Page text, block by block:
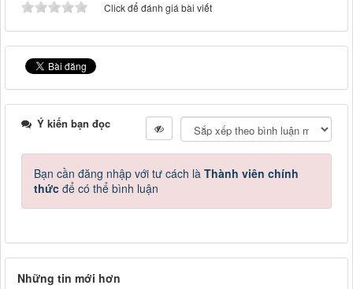
Click để đánh giá bài viết
Ý kiến bạn đọc
Bạn cần đăng nhập với tư cách là Thành viên chính
thức để có thể bình luận
Những tin mới hơn